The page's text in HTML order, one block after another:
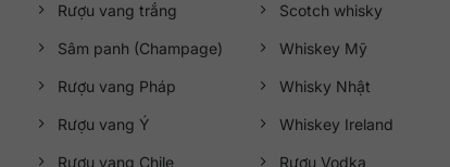
Rượu vang trắng
Sâm panh (Champage)
Rượu vang Pháp
Rượu vang Ý
Rượu vang Chile
Scotch whisky
Whiskey Mỹ
Whisky Nhật
Whiskey Ireland
Rượu Vodka